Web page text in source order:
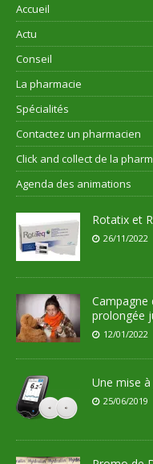
Accueil
Actu
Conseil
La pharmacie
Spécialités
Contactez un pharmacien
Click and collect de la
Agenda des animations
Rotatix et
26/11/2022
Campagne
prolongée
12/01/2022
Une mise
25/06/2019